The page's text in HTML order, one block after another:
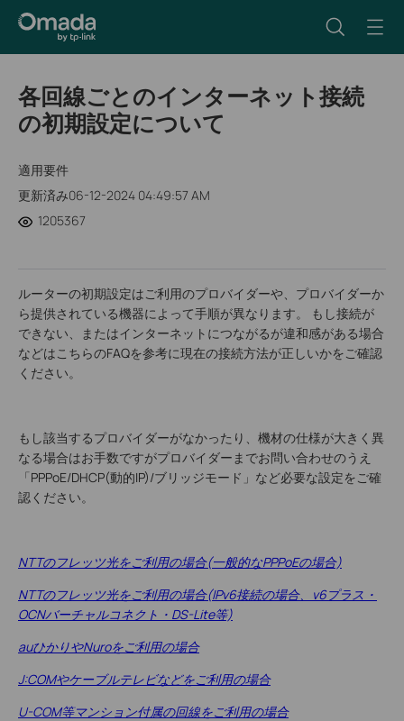
各回線ごとのインターネット接続
の初期設定について
適用要件
更新済み06-12-2024 04:49:57 AM
1205367
ルーターの初期設定はご利用のプロバイダーや、プロバイダーか
ら提供されている機器によって手順が異なります。 もし接続が
できない、またはインターネットにつながるが違和感がある場合
などはこちらのFAQを参考に現在の接続方法が正しいかをご確認
ください。
もし該当するプロバイダーがなかったり、機材の仕様が大きく異
なる場合はお手数ですがプロバイダーまでお問い合わせのうえ
「PPPoE/DHCP(動的IP)/ブリッジモード」など必要な設定をご確
認ください。
NTTのフレッツ光をご利用の場合(一般的なPPPoEの場合)
NTTのフレッツ光をご利用の場合(IPv6接続の場合、v6プラス・
OCNバーチャルコネクト・DS-Lite等)
auひかりやNuroをご利用の場合
J:COMやケーブルテレビなどをご利用の場合
U-COM等マンション付属の回線をご利用の場合